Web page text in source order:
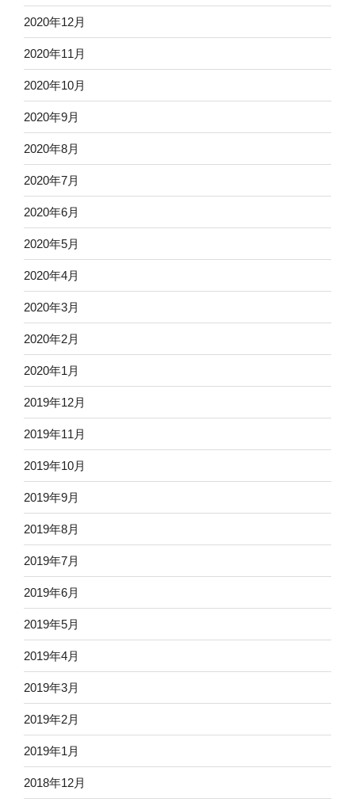
2020年12月
2020年11月
2020年10月
2020年9月
2020年8月
2020年7月
2020年6月
2020年5月
2020年4月
2020年3月
2020年2月
2020年1月
2019年12月
2019年11月
2019年10月
2019年9月
2019年8月
2019年7月
2019年6月
2019年5月
2019年4月
2019年3月
2019年2月
2019年1月
2018年12月